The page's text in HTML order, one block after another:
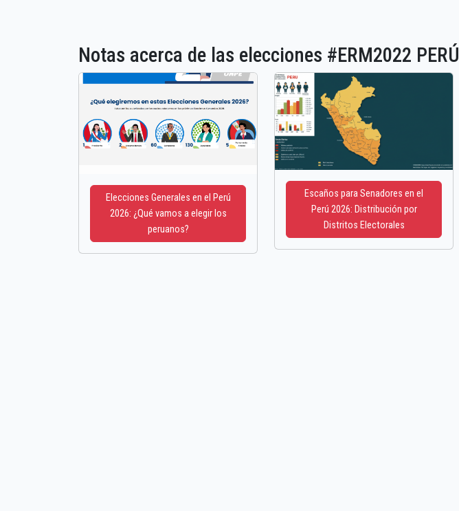
Notas acerca de las elecciones #ERM2022 PERÚ
Elecciones Generales en el Perú
2026: ¿Qué vamos a elegir los
peruanos?
Escaños para Senadores en el
Perú 2026: Distribución por
Distritos Electorales